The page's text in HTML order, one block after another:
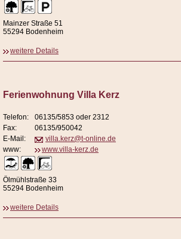
Mainzer Straße 51
55294 Bodenheim
weitere Details
Ferienwohnung Villa Kerz
Telefon:
06135/5853 oder 2312
Fax:
06135/950042
E-Mail:
villa.kerz@t-online.de
www:
www.villa-kerz.de
Ölmühlstraße 33
55294 Bodenheim
weitere Details